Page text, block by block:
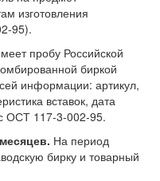
изготовления
95).
пробу Российской
биркой
информации: артикул,
вставок, дата
с ОСТ 117-3-002-95.
На период
бирку и товарный